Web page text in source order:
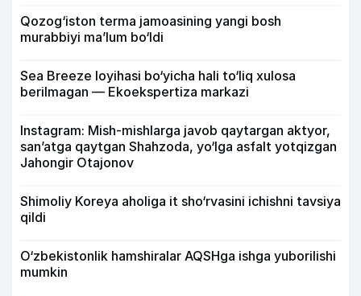
Qozog‘iston terma jamoasining yangi bosh
murabbiyi ma’lum bo‘ldi
Sea Breeze loyihasi bo‘yicha hali to‘liq xulosa
berilmagan — Ekoekspertiza markazi
Instagram: Mish-mishlarga javob qaytargan aktyor,
san’atga qaytgan Shahzoda, yo‘lga asfalt yotqizgan
Jahongir Otajonov
Shimoliy Koreya aholiga it sho‘rvasini ichishni tavsiya
qildi
O‘zbekistonlik hamshiralar AQSHga ishga yuborilishi
mumkin